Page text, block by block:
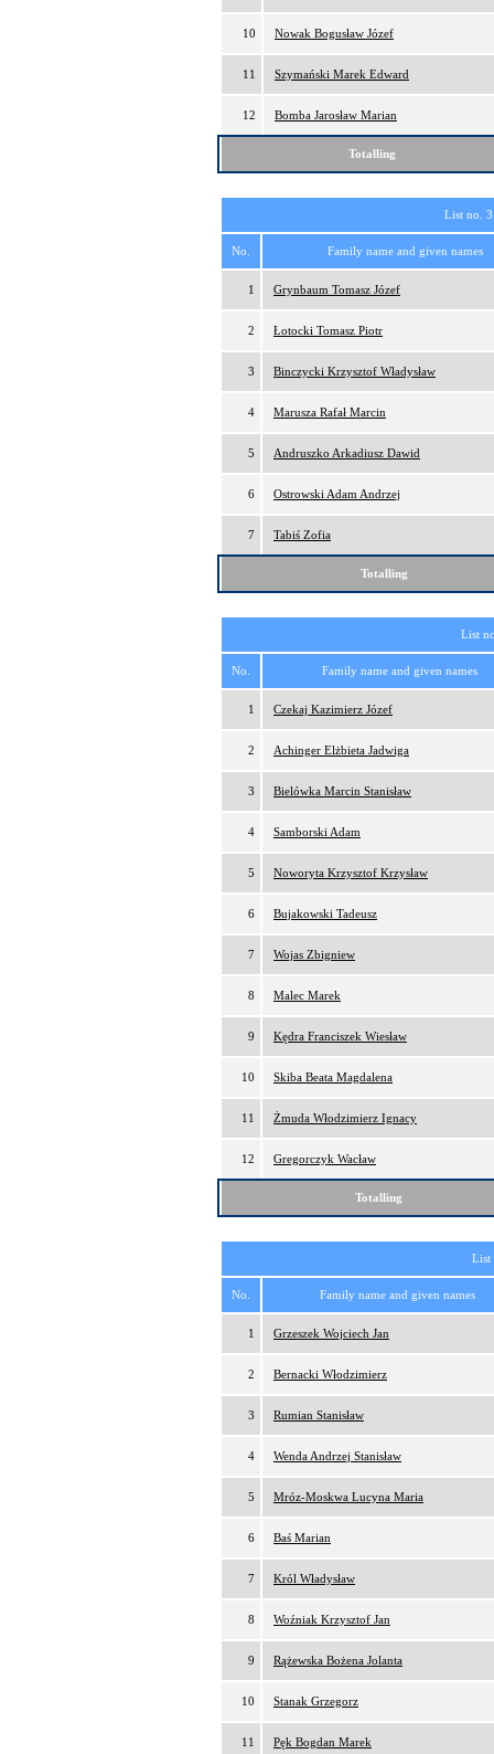
10 Nowak Bogusław Józef
11 Szymański Marek Edward
12 Bomba Jarosław Marian
Totalling
List no.
No. Family name and given names
1 Grynbaum Tomasz Józef
2 Łotocki Tomasz Piotr
3 Binczycki Krzysztof Władysław
4 Marusza Rafał Marcin
5 Andruszko Arkadiusz Dawid
6 Ostrowski Adam Andrzej
7 Tabiś Zofia
Totalling
List
No. Family name and given names
1 Czekaj Kazimierz Józef
2 Achinger Elżbieta Jadwiga
3 Bielówka Marcin Stanisław
4 Samborski Adam
5 Noworyta Krzysztof Krzysław
6 Bujakowski Tadeusz
7 Wojas Zbigniew
8 Malec Marek
9 Kędra Franciszek Wiesław
10 Skiba Beata Magdalena
11 Żmuda Włodzimierz Ignacy
12 Gregorczyk Wacław
Totalling
List
No. Family name and given names
1 Grzeszek Wojciech Jan
2 Bernacki Włodzimierz
3 Rumian Stanisław
4 Wenda Andrzej Stanisław
5 Mróz-Moskwa Lucyna Maria
6 Baś Marian
7 Król Władysław
8 Woźniak Krzysztof Jan
9 Rążewska Bożena Jolanta
10 Stanak Grzegorz
11 Pęk Bogdan Marek